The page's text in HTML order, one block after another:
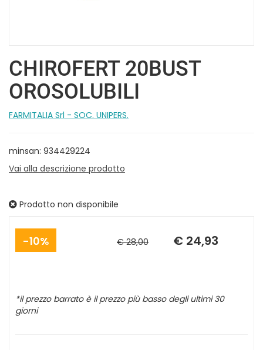
CHIROFERT 20BUST
OROSOLUBILI
FARMITALIA Srl - SOC. UNIPERS.
minsan: 934429224
Vai alla descrizione prodotto
Prodotto non disponibile
10% € 28,00
scontato
€ 24,93
*il prezzo barrato è il prezzo più basso degli ultimi 30
giorni